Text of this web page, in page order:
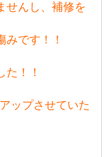
せんし、補修を
です！！
！！
ップさせていた